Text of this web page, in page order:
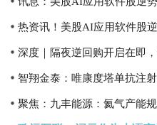
聚焦：九丰能源：氦气产能